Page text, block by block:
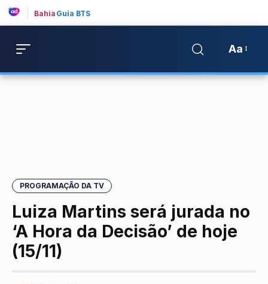
Bahia Guia BTS
Aa
PROGRAMAÇÃO DA TV
Luiza Martins será jurada no
‘A Hora da Decisão’ de hoje
(15/11)